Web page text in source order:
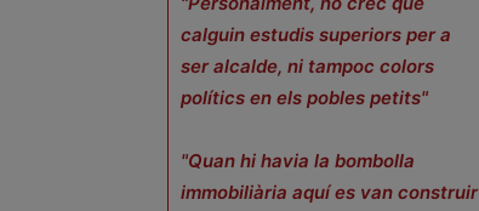
calguin estudis superiors per a
ser alcalde, ni tampoc colors
polítics en els pobles petits"
"Quan hi havia la bombolla
immobiliària aquí es van construir